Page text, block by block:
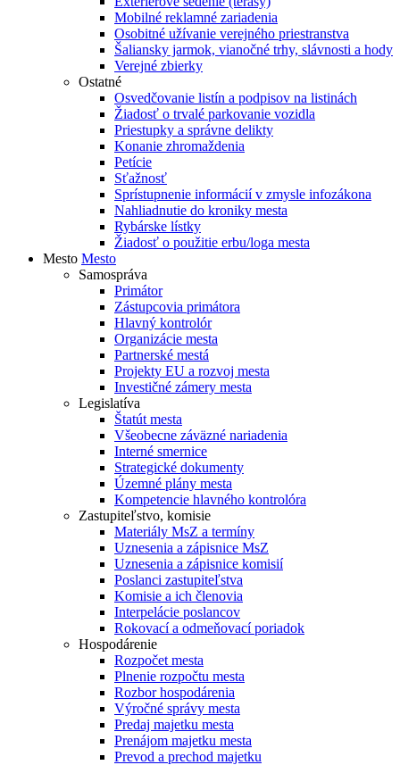
Mobilné reklamné zariadenia
Osobitné užívanie verejného priestranstva
Šaliansky jarmok, vianočné trhy, slávnosti a hody
Verejné zbierky
Ostatné
Osvedčovanie listín a podpisov na listinách
Žiadosť o trvalé parkovanie vozidla
Priestupky a správne delikty
Konanie zhromaždenia
Petície
Sťažnosť
Sprístupnenie informácií v zmysle infozákona
Nahliadnutie do kroniky mesta
Rybárske lístky
Žiadosť o použitie erbu/loga mesta
Mesto Mesto
Samospráva
Primátor
Zástupcovia primátora
Hlavný kontrolór
Organizácie mesta
Partnerské mestá
Projekty EU a rozvoj mesta
Investičné zámery mesta
Legislatíva
Štatút mesta
Všeobecne záväzné nariadenia
Interné smernice
Strategické dokumenty
Územné plány mesta
Kompetencie hlavného kontrolóra
Zastupiteľstvo, komisie
Materiály MsZ a termíny
Uznesenia a zápisnice MsZ
Uznesenia a zápisnice komisií
Poslanci zastupiteľstva
Komisie a ich členovia
Interpelácie poslancov
Rokovací a odmeňovací poriadok
Hospodárenie
Rozpočet mesta
Plnenie rozpočtu mesta
Rozbor hospodárenia
Výročné správy mesta
Predaj majetku mesta
Prenájom majetku mesta
Prevod a prechod majetku